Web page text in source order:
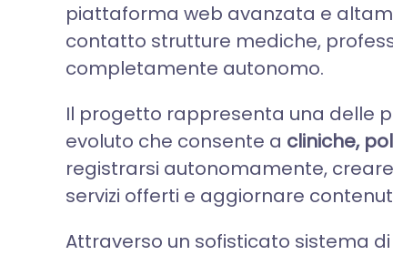
piattaforma web avanzata e
contatto strutture mediche,
completamente autonomo.
Il progetto rappresenta una delle
evoluto che consente a cliniche,
registrarsi autonomamente,
servizi offerti e aggiornare
Attraverso un sofisticato sistema di